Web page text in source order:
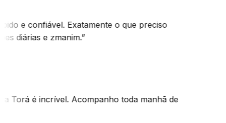
e confiável. Exatamente o que preciso
diárias e zmanim.”
Torá é incrível. Acompanho toda manhã de